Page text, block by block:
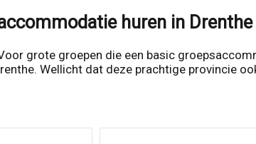
huren in Drenthe
grote groepen die een basic
Wellicht dat deze prachtige provincie